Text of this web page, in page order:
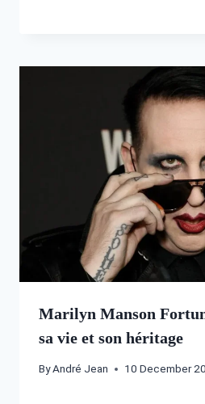
Marilyn Manson
sa vie et son héritage
ByAndré Jean 10 December